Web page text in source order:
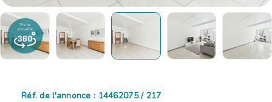
Réf. de l'annonce : 14462075 / 217